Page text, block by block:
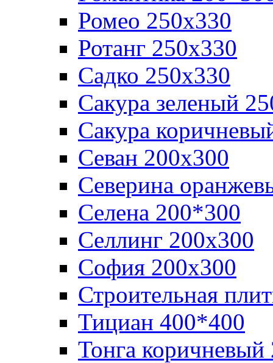
Ромео 250x330
Ротанг 250х330
Садко 250х330
Сакура зеленый
Сакура
Севан 200х300
Северина
Селена 200*300
Селлинг 200х300
София 200х300
Строительная
Тициан 400*400
Тонга коричневый